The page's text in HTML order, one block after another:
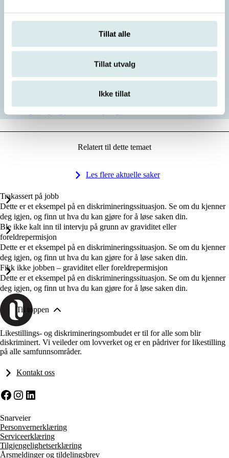
Tillat alle
Tillat utvalg
Ikke tillat
DIN 18/30 fikk ikke lov til å bruke hijab med uniform
LDN 2/2017 sykehjem forbød bruk av religiøse plagg
LDN 2/2014 kontrollør fikk ikke bruke religiøst hodeplagg
LDN 35/2014 lovlig å nekte kontrollør langt skjegg
Relatert til dette temaet
Les flere aktuelle saker
Trakassert på jobb
Dette er et eksempel på en diskrimineringssituasjon. Se om du kjenner
deg igjen, og finn ut hva du kan gjøre for å løse saken din.
Ble ikke kalt inn til intervju på grunn av graviditet eller
foreldrepermisjon
Dette er et eksempel på en diskrimineringssituasjon. Se om du kjenner
deg igjen, og finn ut hva du kan gjøre for å løse saken din.
Fikk ikke jobben – graviditet eller foreldrepermisjon
Dette er et eksempel på en diskrimineringssituasjon. Se om du kjenner
deg igjen, og finn ut hva du kan gjøre for å løse saken din.
Til toppen
Likestillings- og diskrimineringsombudet er til for alle som blir
diskriminert. Vi veileder om lovverket og er en pådriver for likestilling
på alle samfunnsområder.
Kontakt oss
Facebook
Instagram
LinkedIn
Snarveier
Personvernerklæring
Serviceerklæring
Tilgjengelighetserklæring
Årsmeldinger og tildelingsbrev